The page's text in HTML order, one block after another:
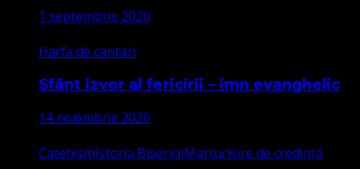
1 septembrie 2020
Harfa de cantari
Sfânt izvor al fericirii – imn evanghelic
14 noiembrie 2020
CatehismIstoria BisericiiMarturisire de credință